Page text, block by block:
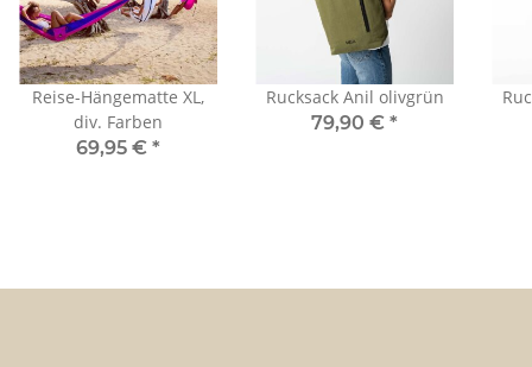
Reise-Hängematte XL,
div. Farben
69,95 € *
Rucksack Anil olivgrün
79,90 € *